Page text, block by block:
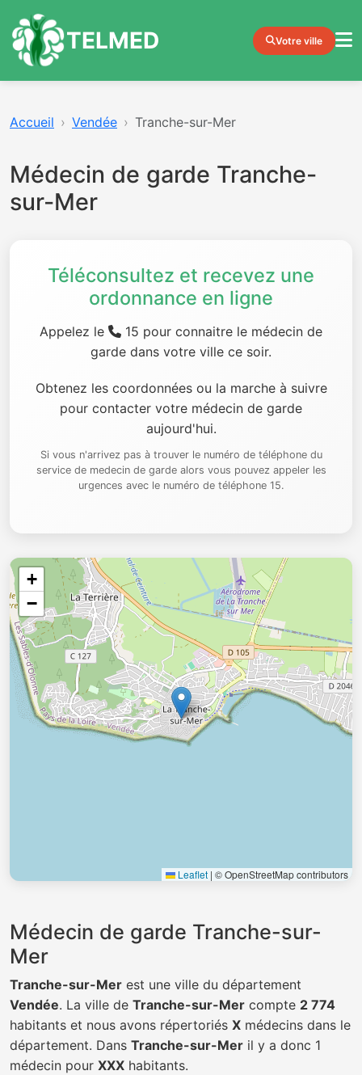
TELMED Votre ville
Accueil Vendée Tranche-sur-Mer
Médecin de garde Tranche-
sur-Mer
Téléconsultez et recevez une
ordonnance en ligne
Appelez le
15 pour connaitre le médecin de
garde dans votre ville ce soir.
Obtenez les coordonnées ou la marche à suivre
pour contacter votre médecin de garde
aujourd'hui.
Si vous n'arrivez pas à trouver le numéro de téléphone du
service de medecin de garde alors vous pouvez appeler les
urgences avec le numéro de téléphone 15.
+
−
Leaflet | © OpenStreetMap contributors
Médecin de garde Tranche-sur-
Mer
Tranche-sur-Mer est une ville du département
Vendée. La ville de Tranche-sur-Mer compte 2 774
habitants et nous avons répertoriés X médecins dans le
département. Dans Tranche-sur-Mer il y a donc 1
médecin pour XXX habitants.